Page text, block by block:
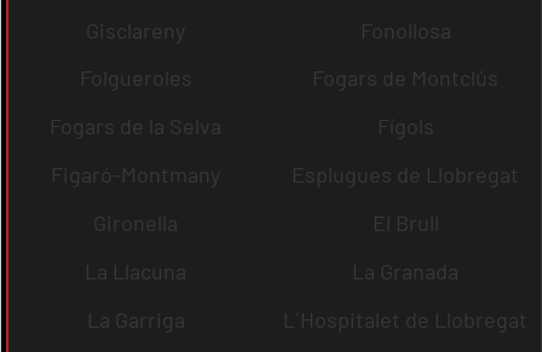
Gisclareny
Fonollosa
Folgueroles
Fogars de Montclús
Fogars de la Selva
Fígols
Figaró-Montmany
Esplugues de Llobregat
Gironella
El Brull
La Llacuna
La Granada
La Garriga
L´Hospitalet de Llobregat